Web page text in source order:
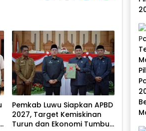
Pemkab Luwu Siapkan APBD
2027, Target Kemiskinan
Turun dan Ekonomi Tumbuh